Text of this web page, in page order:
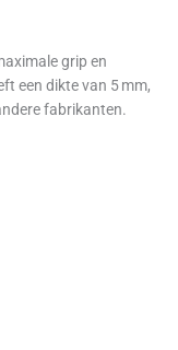
grip en
een dikte van 5 mm,
fabrikanten.